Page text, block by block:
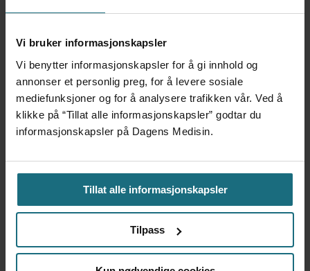
Vi bruker informasjonskapsler
Vi benytter informasjonskapsler for å gi innhold og
annonser et personlig preg, for å levere sosiale
mediefunksjoner og for å analysere trafikken vår. Ved å
klikke på “Tillat alle informasjonskapsler” godtar du
informasjonskapsler på Dagens Medisin.
Tillat alle informasjonskapsler
Tilpass
Var alene på vakt i tre
måneder – i en 16-fots
motorbåt
1 dag siden
Mistanken var ikke et
forskningsfunn